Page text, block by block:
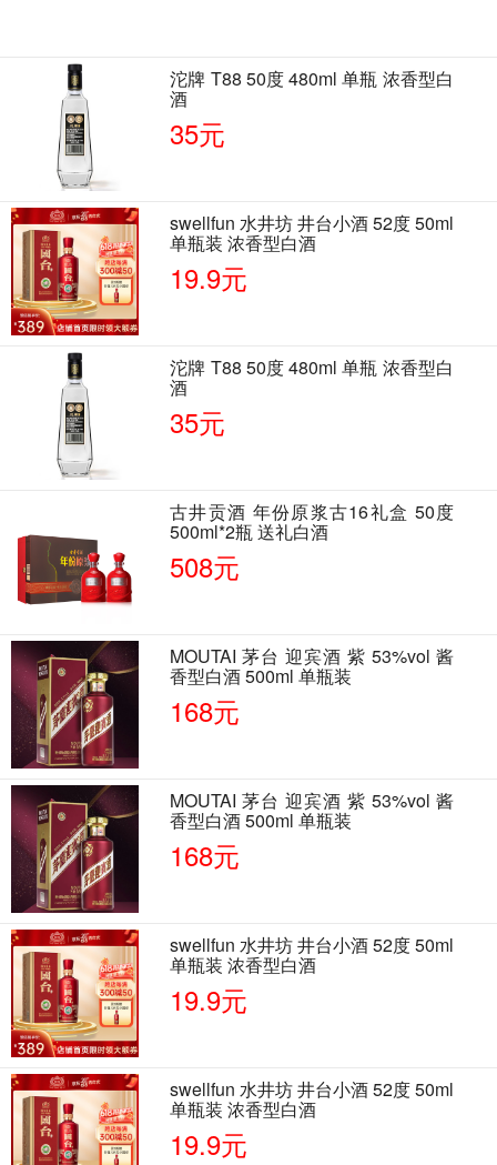
沱牌 T88 50度 480ml 单瓶 浓香型白
酒
35元
swellfun 水井坊 井台小酒 52度 50ml
单瓶装 浓香型白酒
19.9元
沱牌 T88 50度 480ml 单瓶 浓香型白
酒
35元
古井贡酒 年份原浆古16礼盒 50度
500ml*2瓶 送礼白酒
508元
MOUTAI 茅台 迎宾酒 紫 53%vol 酱
香型白酒 500ml 单瓶装
168元
MOUTAI 茅台 迎宾酒 紫 53%vol 酱
香型白酒 500ml 单瓶装
168元
swellfun 水井坊 井台小酒 52度 50ml
单瓶装 浓香型白酒
19.9元
swellfun 水井坊 井台小酒 52度 50ml
单瓶装 浓香型白酒
19.9元